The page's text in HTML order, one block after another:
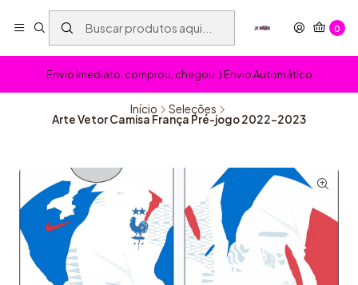
0
Envio Imediato, comprou, chegou :) Envio Automático
Início Seleções
Arte Vetor Camisa França Pré-jogo 2022-2023